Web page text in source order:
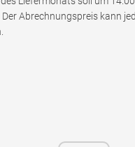
Abrechnungspreis kann